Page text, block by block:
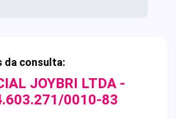
da consulta:
JOYBRI LTDA -
0010-83